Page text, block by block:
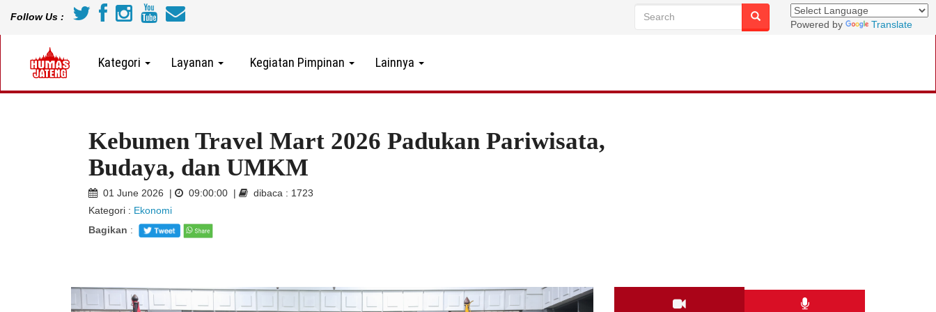
Follow Us :
Powered by Translate
Kategori Layanan Kegiatan Pimpinan Lainnya
Kebumen Travel Mart 2026 Padukan Pariwisata,
Budaya, dan UMKM
01 June 2026 | 09:00:00 |
dibaca : 1723
Kategori : Ekonomi
Bagikan :